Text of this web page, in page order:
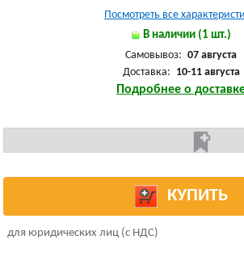
Посмотреть все
В наличии (1 шт.)
Самовывоз: 07 августа
Доставка: 10-11 августа
Подробнее о
КУПИТЬ
для юридических лиц (с НДС)